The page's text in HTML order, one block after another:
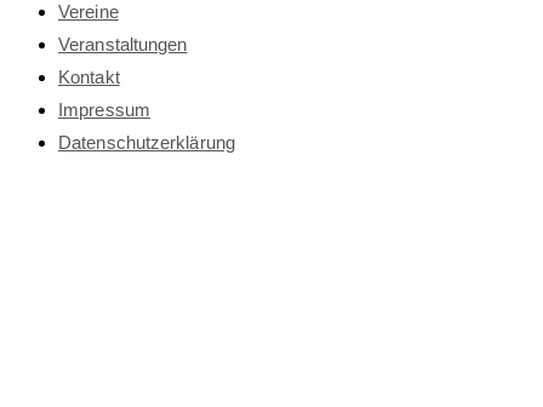
Vereine
Veranstaltungen
Kontakt
Impressum
Datenschutz­erklärung